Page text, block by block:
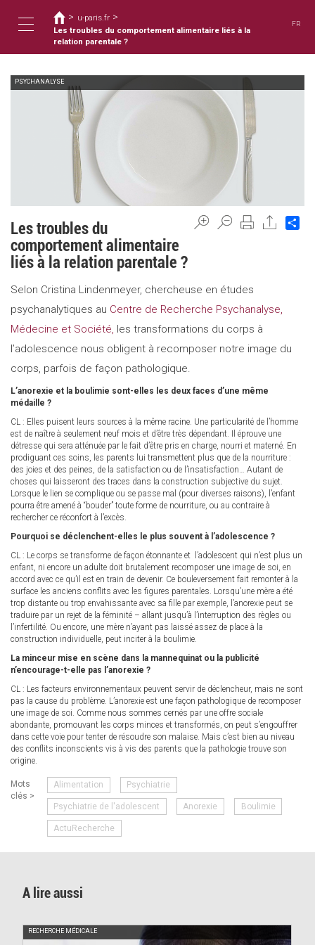
main
Toggle
navigation
You
are
here
> u-paris.fr >
Les troubles du comportement alimentaire liés à la
relation parentale ?
FR
PSYCHANALYSE
Les troubles du
comportement alimentaire
liés à la relation parentale ?
Selon Cristina Lindenmeyer, chercheuse en études
psychanalytiques au Centre de Recherche Psychanalyse,
Médecine et Société, les transformations du corps à
l’adolescence nous obligent à recomposer notre image du
corps, parfois de façon pathologique.
L’anorexie et la boulimie sont-elles les deux faces d’une même
médaille ?
CL : Elles puisent leurs sources à la même racine. Une particularité de l’homme
est de naître à seulement neuf mois et d’être très dépendant. Il éprouve une
détresse qui sera atténuée par le fait d’être pris en charge, nourri et materné. En
prodiguant ces soins, les parents lui transmettent plus que de la nourriture :
des joies et des peines, de la satisfaction ou de l’insatisfaction… Autant de
choses qui laisseront des traces dans la construction subjective du sujet.
Lorsque le lien se complique ou se passe mal (pour diverses raisons), l’enfant
pourra être amené à “bouder” toute forme de nourriture, ou au contraire à
rechercher ce réconfort à l’excès.
Pourquoi se déclenchent-elles le plus souvent à l’adolescence ?
CL : Le corps se transforme de façon étonnante et l’adolescent qui n’est plus un
enfant, ni encore un adulte doit brutalement recomposer une image de soi, en
accord avec ce qu’il est en train de devenir. Ce bouleversement fait remonter à la
surface les anciens conflits avec les figures parentales. Lorsqu’une mère a été
trop distante ou trop envahissante avec sa fille par exemple, l’anorexie peut se
traduire par un rejet de la féminité – allant jusqu’à l’interruption des règles ou
l’infertilité. Ou encore, une mère n’ayant pas laissé assez de place à la
construction individuelle, peut inciter à la boulimie.
La minceur mise en scène dans la mannequinat ou la publicité
n’encourage-t-elle pas l’anorexie ?
CL : Les facteurs environnementaux peuvent servir de déclencheur, mais ne sont
pas la cause du problème. L’anorexie est une façon pathologique de recomposer
une image de soi. Comme nous sommes cernés par une offre sociale
abondante, promouvant les corps minces et transformés, on peut s’engouffrer
dans cette voie pour tenter de résoudre son malaise. Mais c’est bien au niveau
des conflits inconscients vis à vis des parents que la pathologie trouve son
origine.
Mots
clés >
Alimentation Psychiatrie
Psychiatrie de l'adolescent Anorexie Boulimie
ActuRecherche
A lire aussi
RECHERCHE MÉDICALE